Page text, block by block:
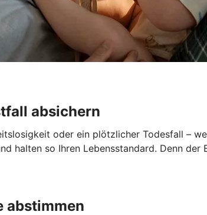
absichern
oder ein plötzlicher Todesfall –
halten so Ihren Lebensstandard. Denn
abstimmen